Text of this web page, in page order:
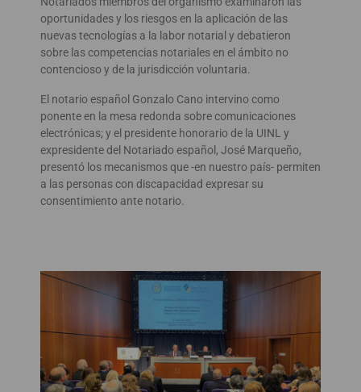
oportunidades y los riesgos en la aplicación de las
nuevas tecnologías a la labor notarial y debatieron
sobre las competencias notariales en el ámbito no
contencioso y de la jurisdicción voluntaria.
El notario español Gonzalo Cano intervino como
ponente en la mesa redonda sobre comunicaciones
electrónicas; y el presidente honorario de la UINL y
expresidente del Notariado español, José Marqueño,
presentó los mecanismos que -en nuestro país- permiten
a las personas con discapacidad expresar su
consentimiento ante notario.